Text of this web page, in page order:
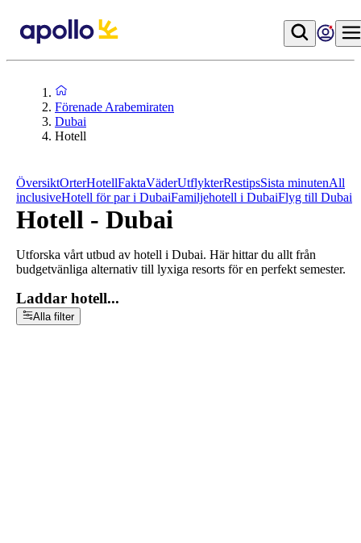
Förenade Arabemiraten
Dubai
Hotell
ÖversiktOrterHotellFaktaVäderUtflykterRestipsSista minutenAll
inclusiveHotell för par i DubaiFamiljehotell i DubaiFlyg till Dubai
Hotell - Dubai
Utforska vårt utbud av hotell i Dubai. Här hittar du allt från
budgetvänliga alternativ till lyxiga resorts för en perfekt semester.
Laddar hotell...
Alla filter